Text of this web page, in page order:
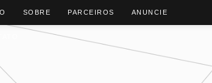
SOBRE PARCEIROS ANUNCIE